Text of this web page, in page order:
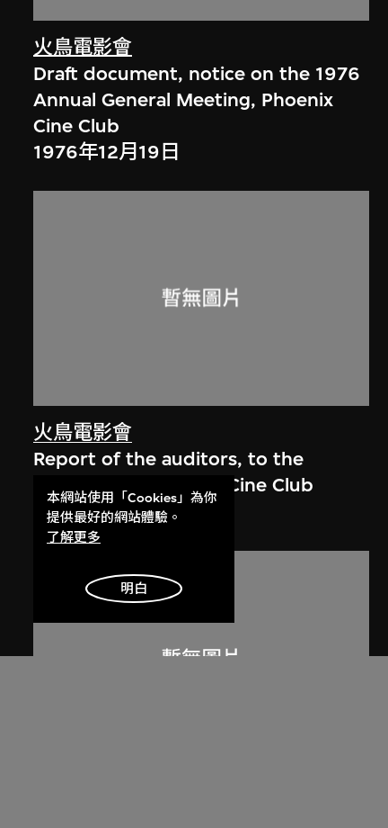
火鳥電影會
Draft document, notice on the 1976
Annual General Meeting, Phoenix
Cine Club
1976年12月19日
火鳥電影會
Report of the auditors, to the
members of Phoenix Cine Club
1980年12月3日
本網站使用「Cookies」為你
提供最好的網站體驗。
了解更多
明白